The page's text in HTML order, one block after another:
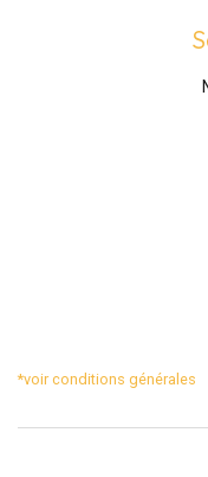
*voir conditions générales